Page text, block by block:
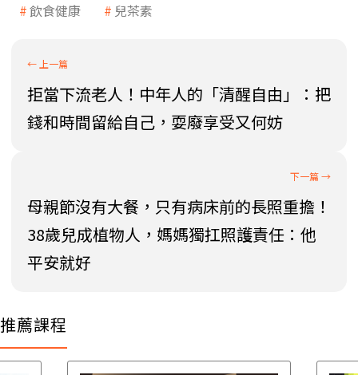
飲食健康
兒茶素
拒當下流老人！中年人的「清醒自由」：把
錢和時間留給自己，耍廢享受又何妨
母親節沒有大餐，只有病床前的長照重擔！
38歲兒成植物人，媽媽獨扛照護責任：他
平安就好
推薦課程